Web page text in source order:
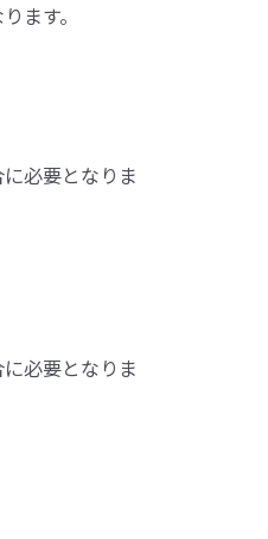
ます。
必要となりま
必要となりま